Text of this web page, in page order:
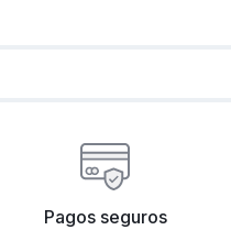
Pagos seguros